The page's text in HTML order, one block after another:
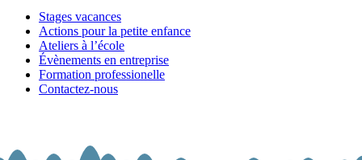
Stages vacances
Actions pour la petite enfance
Ateliers à l’école
Évènements en entreprise
Formation professionelle
Contactez-nous